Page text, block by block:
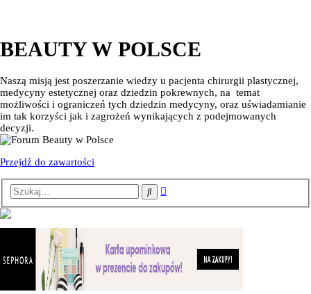
BEAUTY W POLSCE
Naszą misją jest poszerzanie wiedzy u pacjenta chirurgii plastycznej,
medycyny estetycznej oraz dziedzin pokrewnych, na temat
możliwości i ograniczeń tych dziedzin medycyny, oraz uświadamianie
im tak korzyści jak i zagrożeń wynikających z podejmowanych
decyzji.
Przejdź do zawartości
Szukaj